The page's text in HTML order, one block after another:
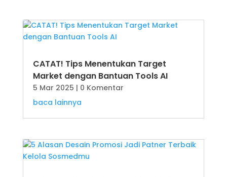
CATAT! Tips Menentukan Target
Market dengan Bantuan Tools AI
5 Mar 2025 | 0 Komentar
baca lainnya